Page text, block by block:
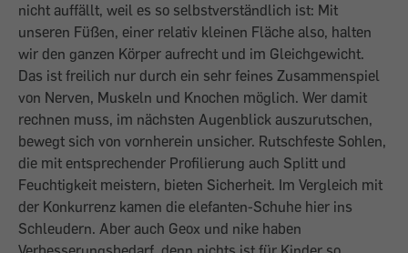
nicht auffällt, weil es so selbstverständlich ist: Mit
unseren Füßen, einer relativ kleinen Fläche also, halten
wir den ganzen Körper aufrecht und im Gleichgewicht.
Das ist freilich nur durch ein sehr feines Zusammenspiel
von Nerven, Muskeln und Knochen möglich. Wer damit
rechnen muss, im nächsten Augenblick auszurutschen,
bewegt sich von vornherein unsicher. Rutschfeste Sohlen,
die mit entsprechender Profilierung auch Splitt und
Feuchtigkeit meistern, bieten Sicherheit. Im Vergleich mit
der Konkurrenz kamen die elefanten-Schuhe hier ins
Schleudern. Aber auch Geox und nike haben